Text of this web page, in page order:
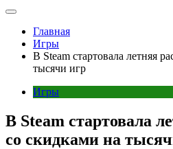
Главная
Игры
В Steam стартовала летняя
тысячи игр
Игры
В Steam стартовала
со скидками на